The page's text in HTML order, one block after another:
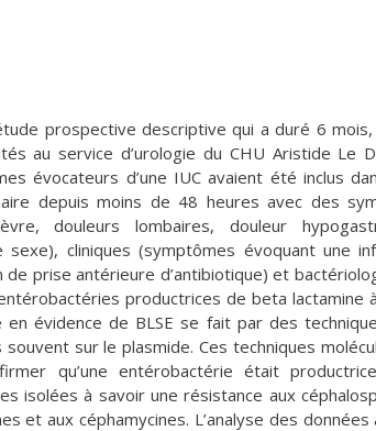
prospective descriptive qui a duré 6
au service d’urologie du CHU Aristide Le
évocateurs d’une IUC avaient été inclus
depuis moins de 48 heures avec des
douleurs lombaires, douleur
sexe), cliniques (symptômes évoquant une
prise antérieure d’antibiotique) et
productrices de beta lactamine
évidence de BLSE se fait par des
sur le plasmide. Ces techniques
qu’une entérobactérie était
isolées à savoir une résistance aux
et aux céphamycines. L’analyse des